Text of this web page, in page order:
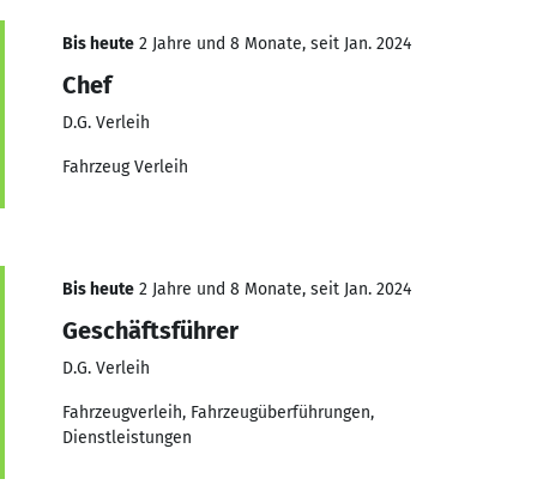
Bis heute 2 Jahre und 8 Monate, seit Jan. 2024
Chef
D.G. Verleih
Fahrzeug Verleih
Bis heute 2 Jahre und 8 Monate, seit Jan. 2024
Geschäftsführer
D.G. Verleih
Fahrzeugverleih, Fahrzeugüberführungen,
Dienstleistungen